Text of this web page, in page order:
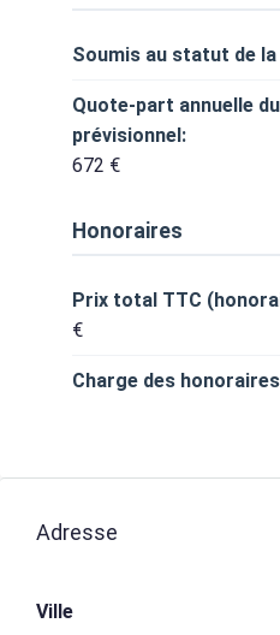
Soumis au statut de
Quote-part annuelle
prévisionnel:
672 €
Honoraires
Prix total TTC
€
Charge des
Adresse
Ville